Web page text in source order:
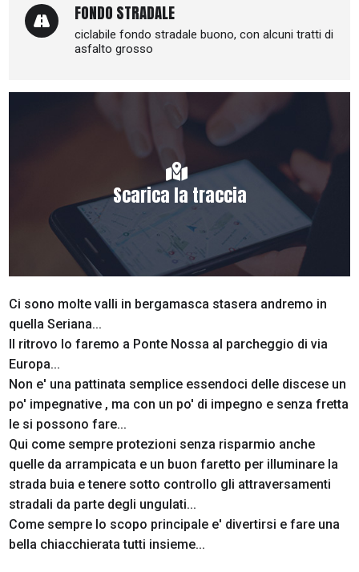
FONDO STRADALE
ciclabile fondo stradale buono, con alcuni tratti di
asfalto grosso
Scarica la traccia
Ci sono molte valli in bergamasca stasera andremo in
quella Seriana...
Il ritrovo lo faremo a Ponte Nossa al parcheggio di via
Europa...
Non e' una pattinata semplice essendoci delle discese un
po' impegnative , ma con un po' di impegno e senza fretta
le si possono fare...
Qui come sempre protezioni senza risparmio anche
quelle da arrampicata e un buon faretto per illuminare la
strada buia e tenere sotto controllo gli attraversamenti
stradali da parte degli ungulati...
Come sempre lo scopo principale e' divertirsi e fare una
bella chiacchierata tutti insieme...